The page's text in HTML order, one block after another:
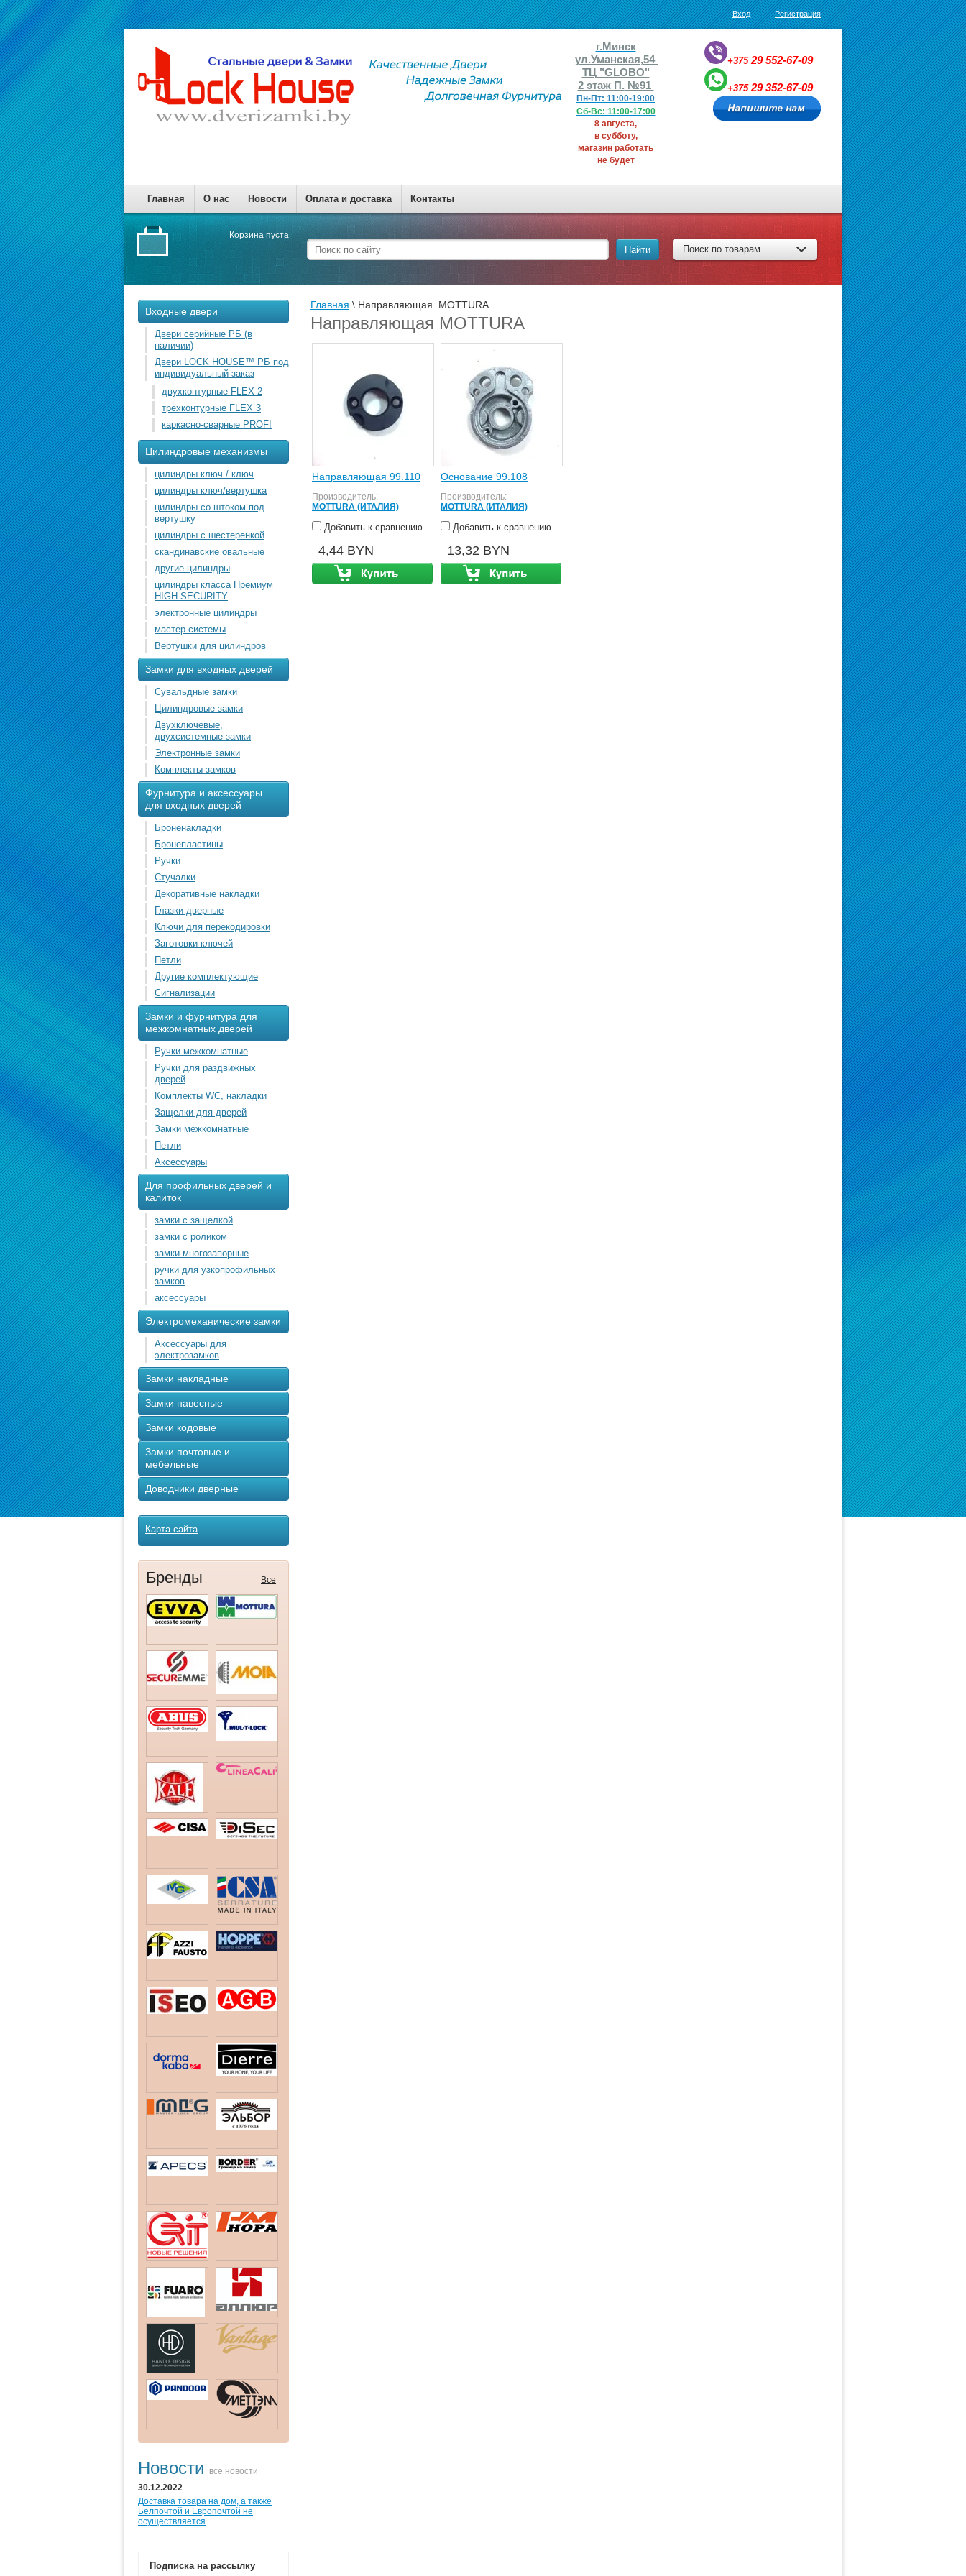
Вход Регистрация
+37529552-67-09
+37529352-67-09
г.Минск
ул.Уманская,54
ТЦ "GLOBO"
2 этаж П. №91
Пн-Пт: 11:00-19:00
​​​​Сб-Вс: 11:00-17:00
8 августа,
в субботу,
магазин работать
не будет
Главная О нас Новости Оплата и доставка Контакты
Корзина пуста
Найти Поиск по товарам
Входные двери
Двери серийные РБ (в
наличии)
Двери LOCK HOUSE™ РБ под
индивидуальный заказ
двухконтурные FLEX 2
трехконтурные FLEX 3
каркасно-сварные PROFI
Цилиндровые механизмы
цилиндры ключ / ключ
цилиндры ключ/вертушка
цилиндры со штоком под
вертушку
цилиндры с шестеренкой
скандинавские овальные
другие цилиндры
цилиндры класса Премиум
HIGH SECURITY
электронные цилиндры
мастер системы
Вертушки для цилиндров
Замки для входных дверей
Сувальдные замки
Цилиндровые замки
Двухключевые,
двухсистемные замки
Электронные замки
Комплекты замков
Фурнитура и аксессуары
для входных дверей
Броненакладки
Бронепластины
Ручки
Стучалки
Декоративные накладки
Глазки дверные
Ключи для перекодировки
Заготовки ключей
Петли
Другие комплектующие
Сигнализации
Замки и фурнитура для
межкомнатных дверей
Ручки межкомнатные
Ручки для раздвижных
дверей
Комплекты WC, накладки
Защелки для дверей
Замки межкомнатные
Петли
Аксессуары
Для профильных дверей и
калиток
замки с защелкой
замки с роликом
замки многозапорные
ручки для узкопрофильных
замков
аксессуары
Электромеханические замки
Аксессуары для
электрозамков
Замки накладные
Замки навесные
Замки кодовые
Замки почтовые и
мебельные
Доводчики дверные
Карта сайта
Бренды Все
Новости
все новости
30.12.2022
Доставка товара на дом, а также
Белпочтой и Европочтой не
осуществляется
Подписка на рассылку
Главная \ Направляющая  MOTTURA
Направляющая MOTTURA
Направляющая 99.110
Производитель:
MOTTURA (ИТАЛИЯ)
Добавить к сравнению
4,44 BYN
Основание 99.108
Производитель:
MOTTURA (ИТАЛИЯ)
Добавить к сравнению
13,32 BYN